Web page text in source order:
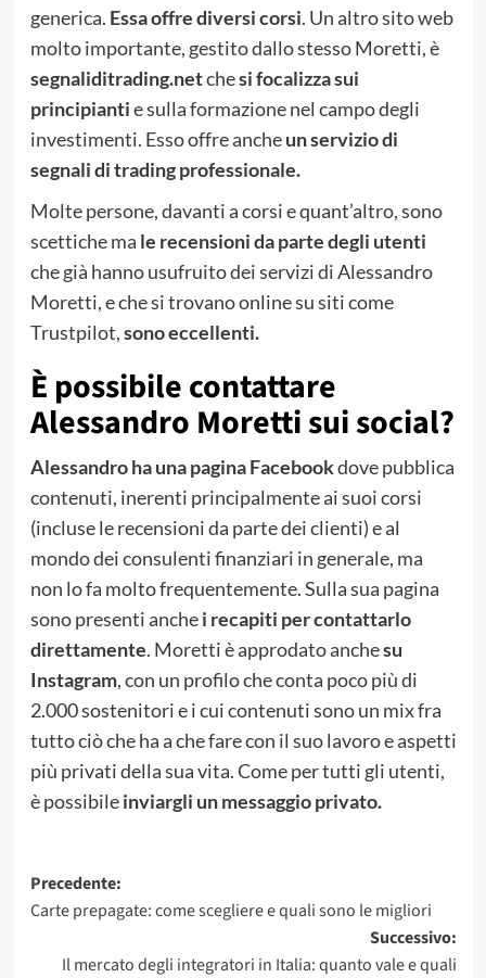
generica. Essa offre diversi corsi. Un altro sito web
molto importante, gestito dallo stesso Moretti, è
segnaliditrading.netchesi focalizza sui
principiantie sulla formazione nel campo degli
investimenti. Esso offre ancheun servizio di
segnali di trading professionale.
Molte persone, davanti a corsi e quant’altro, sono
scettiche ma le recensioni da parte degli utenti
che già hanno usufruito dei servizi di Alessandro
Moretti, e che si trovano online su siti come
Trustpilot,sono eccellenti.
È possibile contattare
Alessandro Moretti sui social?
Alessandro ha una pagina Facebookdove pubblica
contenuti, inerenti principalmente ai suoi corsi
(incluse le recensioni da parte dei clienti) e al
mondo dei consulenti finanziari in generale, ma
non lo fa molto frequentemente. Sulla sua pagina
sono presenti anchei recapiti per contattarlo
direttamente. Moretti è approdato anchesu
Instagram, con un profilo che conta poco più di
2.000 sostenitori e i cui contenuti sono un mix fra
tutto ciò che ha a che fare con il suo lavoro e aspetti
più privati della sua vita. Come per tutti gli utenti,
è possibileinviargli un messaggio privato.
Navigazione
articolo
Precedente:
Carte prepagate: come scegliere e quali sono le migliori
Successivo:
Il mercato degli integratori in Italia: quanto vale e quali